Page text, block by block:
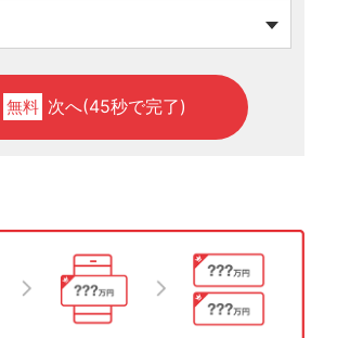
無料 次へ(45秒で完了)